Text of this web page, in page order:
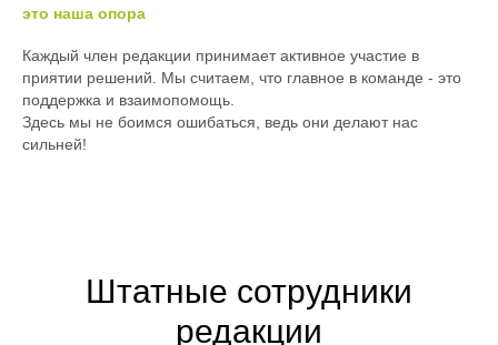
это наша опора
Каждый член редакции принимает активное участие в
приятии решений. Мы считаем, что главное в команде - это
поддержка и взаимопомощь.
Здесь мы не боимся ошибаться, ведь они делают нас
сильней!
Штатные сотрудники
редакции